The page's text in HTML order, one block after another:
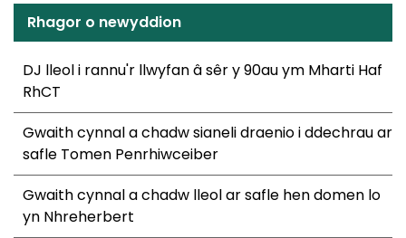
Rhagor o newyddion
DJ lleol i rannu'r llwyfan â sêr y 90au ym Mharti Haf
RhCT
Gwaith cynnal a chadw sianeli draenio i ddechrau ar
safle Tomen Penrhiwceiber
Gwaith cynnal a chadw lleol ar safle hen domen lo
yn Nhreherbert